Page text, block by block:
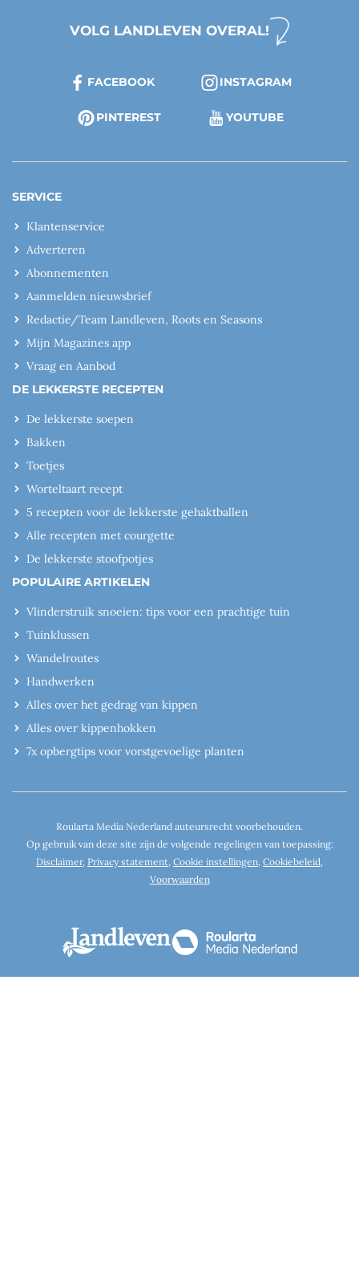
VOLG LANDLEVEN OVERAL!
FACEBOOK INSTAGRAM
PINTEREST YOUTUBE
SERVICE
Klantenservice
Adverteren
Abonnementen
Aanmelden nieuwsbrief
Redactie/Team Landleven, Roots en Seasons
Mijn Magazines app
Vraag en Aanbod
DE LEKKERSTE RECEPTEN
De lekkerste soepen
Bakken
Toetjes
Worteltaart recept
5 recepten voor de lekkerste gehaktballen
Alle recepten met courgette
De lekkerste stoofpotjes
POPULAIRE ARTIKELEN
Vlinderstruik snoeien: tips voor een prachtige tuin
Tuinklussen
Wandelroutes
Handwerken
Alles over het gedrag van kippen
Alles over kippenhokken
7x opbergtips voor vorstgevoelige planten
Roularta Media Nederland auteursrecht voorbehouden.
Op gebruik van deze site zijn de volgende regelingen van toepassing:
Disclaimer, Privacy statement Cookie instellingen Cookiebeleid
Voorwaarden